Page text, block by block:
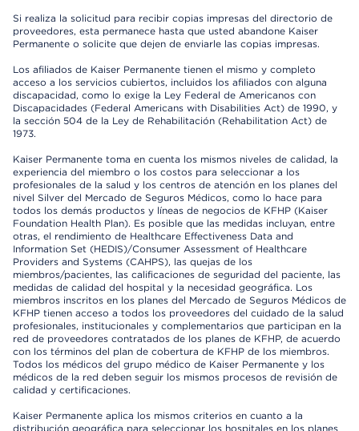
Si realiza la solicitud para recibir copias impresas del directorio de
proveedores, esta permanece hasta que usted abandone Kaiser
Permanente o solicite que dejen de enviarle las copias impresas.
Los afiliados de Kaiser Permanente tienen el mismo y completo
acceso a los servicios cubiertos, incluidos los afiliados con alguna
discapacidad, como lo exige la Ley Federal de Americanos con
Discapacidades (Federal Americans with Disabilities Act) de 1990, y
la sección 504 de la Ley de Rehabilitación (Rehabilitation Act) de
1973.
Kaiser Permanente toma en cuenta los mismos niveles de calidad, la
experiencia del miembro o los costos para seleccionar a los
profesionales de la salud y los centros de atención en los planes del
nivel Silver del Mercado de Seguros Médicos, como lo hace para
todos los demás productos y líneas de negocios de KFHP (Kaiser
Foundation Health Plan). Es posible que las medidas incluyan, entre
otras, el rendimiento de Healthcare Effectiveness Data and
Information Set (HEDIS)/Consumer Assessment of Healthcare
Providers and Systems (CAHPS), las quejas de los
miembros/pacientes, las calificaciones de seguridad del paciente, las
medidas de calidad del hospital y la necesidad geográfica. Los
miembros inscritos en los planes del Mercado de Seguros Médicos de
KFHP tienen acceso a todos los proveedores del cuidado de la salud
profesionales, institucionales y complementarios que participan en la
red de proveedores contratados de los planes de KFHP, de acuerdo
con los términos del plan de cobertura de KFHP de los miembros.
Todos los médicos del grupo médico de Kaiser Permanente y los
médicos de la red deben seguir los mismos procesos de revisión de
calidad y certificaciones.
Kaiser Permanente aplica los mismos criterios en cuanto a la
distribución geográfica para seleccionar los hospitales en los planes